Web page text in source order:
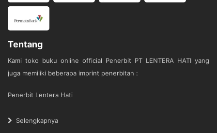
Tentang
Kami toko buku online official Penerbit PT LENTERA HATI yang
juga memiliki beberapa imprint penerbitan :
Penerbit Lentera Hati
Penerbit Literati
Selengkapnya